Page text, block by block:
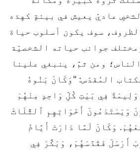
عاديّ يعيش في بيئةٍ كهذه
سوف يكون أسلوب حياة
جوانب حياته الشخصيّة
ومن ثمَّ، ينبغي علينا
المُقدّس: "وَكَانَ بَنُوهُ
فِي بَيْتِ كُلِّ وَاحِدٍ مِنْهُمْ
وَيَسْتَدْعُونَ أَخَوَاتِهِمِ ٱلثَّلَاثَ
وَكَانَ لَمَّا دَارَتْ أَيَّامُ
أَرْسَلَ فَقَدَّسَهُمْ، وَبَكَّرَ فِي